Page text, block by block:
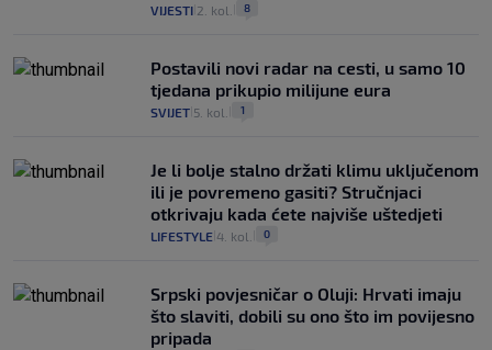
VIJESTI 2. kol. 8
Postavili novi radar na cesti, u samo 10
tjedana prikupio milijune eura
SVIJET 5. kol. 1
Je li bolje stalno držati klimu uključenom
ili je povremeno gasiti? Stručnjaci
otkrivaju kada ćete najviše uštedjeti
LIFESTYLE 4. kol. 0
Srpski povjesničar o Oluji: Hrvati imaju
što slaviti, dobili su ono što im povijesno
pripada